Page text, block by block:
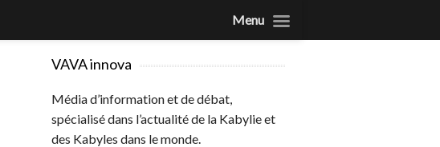
VAVA innova
Média d’information et de débat,
spécialisé dans l’actualité de la Kabylie et
des Kabyles dans le monde.
Menu